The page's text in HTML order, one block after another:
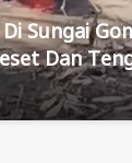
Sungai
Dan